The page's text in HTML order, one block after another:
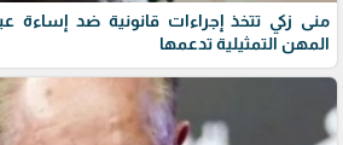
منى زكي تتخذ إجراءات قانونية ضد إساءة
المهن التمثيلية تدعمها